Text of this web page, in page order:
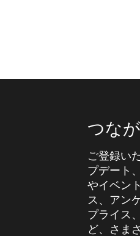
つな
ご登録い
プデート
やイベン
ス、アン
プライス
ど、さま